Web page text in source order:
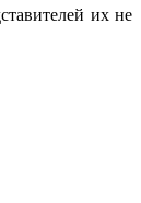
их не